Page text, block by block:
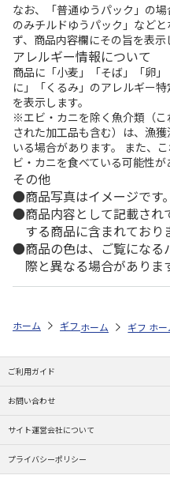
なお、「普通ゆうパック」の
のみチルドゆうパック」など
ず、商品内容欄にその旨を表示
アレルギー情報について
商品に「小麦」「そば」「卵
に」「くるみ」のアレルギー
を表示します。
※エビ・カニを除く魚介類（
された加工品も含む）は、漁
いる場合があります。 また、
ビ・カニを食べている可能性が
その他
商品写真はイメージです。
商品内容として記載さ
する商品に含まれており
商品の色は、ご覧になる
際と異なる場合がありま
ホーム ギフトストア お中元
ホーム ギフトス
ホー
ご利用ガイド
お問い合わせ
サイト運営会社について
プライバシーポリシー